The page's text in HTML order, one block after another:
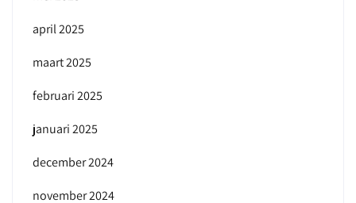
april 2025
maart 2025
februari 2025
januari 2025
december 2024
november 2024